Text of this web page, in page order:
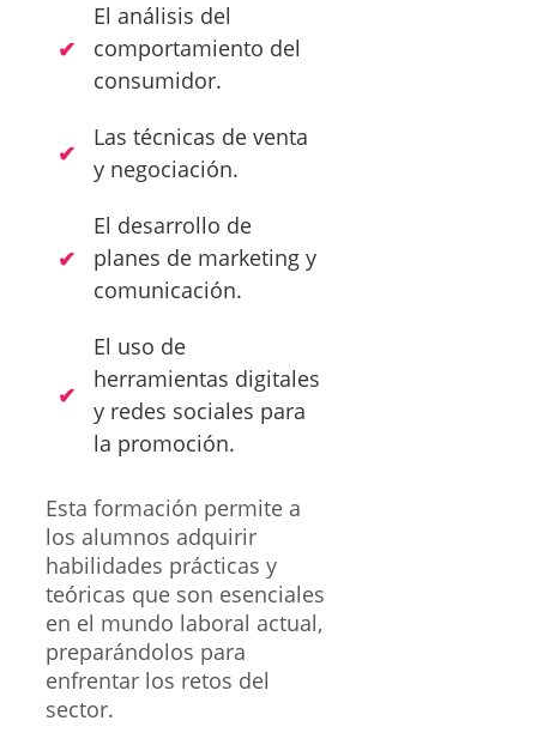
El análisis del
comportamiento del
consumidor.
Las técnicas de venta
y negociación.
El desarrollo de
planes de marketing y
comunicación.
El uso de
herramientas digitales
y redes sociales para
la promoción.
Esta formación permite a
los alumnos adquirir
habilidades prácticas y
teóricas que son esenciales
en el mundo laboral actual,
preparándolos para
enfrentar los retos del
sector.